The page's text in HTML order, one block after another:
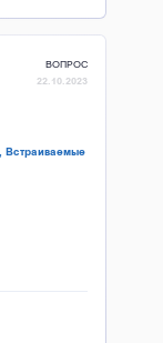
ВОПРОС
22.10.2023
Встраиваемые